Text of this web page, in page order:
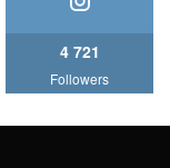
4 721
Followers